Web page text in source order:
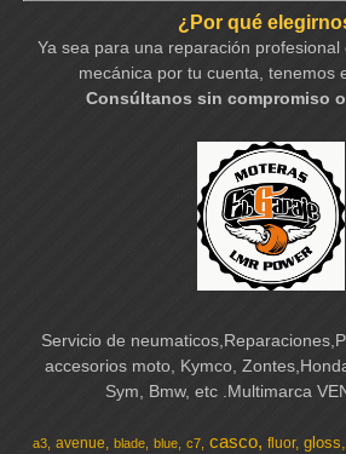
¿Por qué
Ya sea para una reparación
mecánica por tu cuenta, tenemos
Consúltanos sin compromiso
Servicio de
accesorios moto, Kymco,
Sym, Bmw, etc .Multimarca
a3 avenue blade blue c7 casco fluor gloss